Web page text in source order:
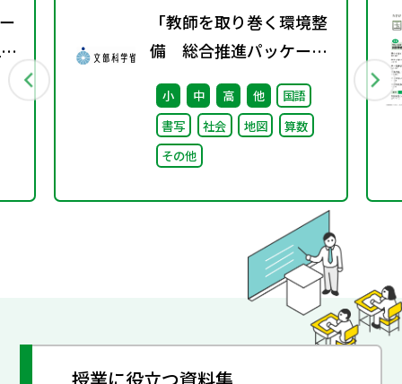
「教師を取り巻く環境整
備 総合推進パッケー
ジ」取りまとめ
小 中 高 他
国語
書写
社会 地図
算数
その他